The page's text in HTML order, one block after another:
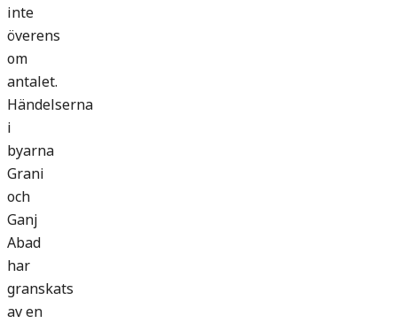
inte
överens
om
antalet.
Händelserna
i
byarna
Grani
och
Ganj
Abad
har
granskats
av en